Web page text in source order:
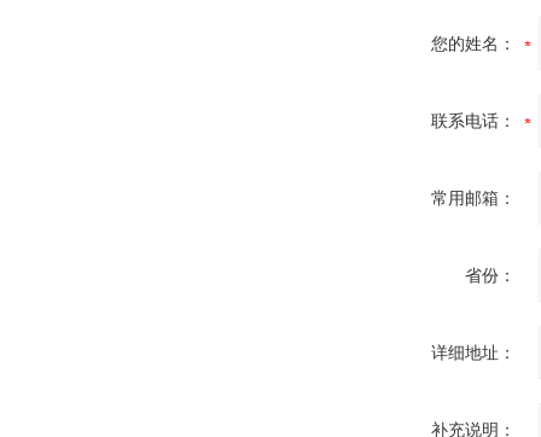
您的姓名：
联系电话：
常用邮箱：
省份：
详细地址：
补充说明：